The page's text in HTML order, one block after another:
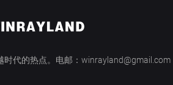
时代的热点。电邮：winrayland@gmail.com